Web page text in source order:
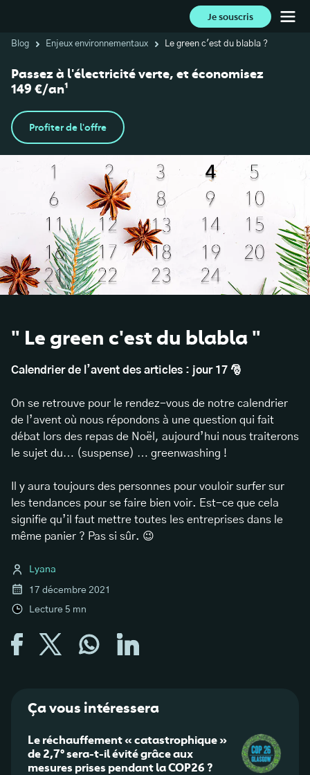
Je souscris
Blog Enjeux environnementaux Le green c'est du blabla ?
Passez à l'électricité verte, et économisez
149 €/an¹
Profiter de l'offre
" Le green c'est du blabla "
Calendrier de l’avent des articles : jour 17 🎅
On se retrouve pour le rendez-vous de notre calendrier
de l’avent où nous répondons à une question qui fait
débat lors des repas de Noël, aujourd’hui nous traiterons
le sujet du… (suspense) … greenwashing !
Il y aura toujours des personnes pour vouloir surfer sur
les tendances pour se faire bien voir. Est-ce que cela
signifie qu’il faut mettre toutes les entreprises dans le
même panier ? Pas si sûr. 😉
Lyana
17 décembre 2021
Lecture 5 mn
Ça vous intéressera
Le réchauffement « catastrophique »
de 2,7° sera-t-il évité grâce aux
mesures prises pendant la COP26 ?